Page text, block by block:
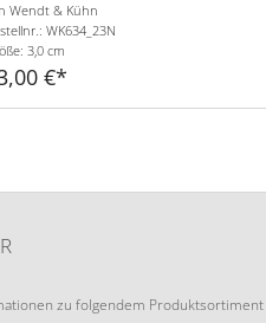
Wendt & Kühn
WK634_23N
3,0 cm
€
zu folgendem